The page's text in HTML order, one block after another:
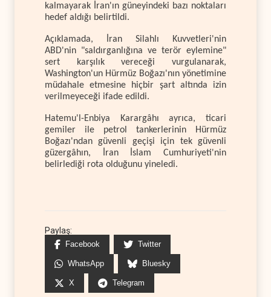
kalmayarak İran'ın güneyindeki bazı noktaları
hedef aldığı belirtildi.
Açıklamada, İran Silahlı Kuvvetleri'nin
ABD'nin "saldırganlığına ve terör eylemine"
sert karşılık vereceği vurgulanarak,
Washington'un Hürmüz Boğazı'nın yönetimine
müdahale etmesine hiçbir şart altında izin
verilmeyeceği ifade edildi.
Hatemu'l-Enbiya Karargâhı ayrıca, ticari
gemiler ile petrol tankerlerinin Hürmüz
Boğazı'ndan güvenli geçişi için tek güvenli
güzergâhın, İran İslam Cumhuriyeti'nin
belirlediği rota olduğunu yineledi.
Paylaş:
Facebook Twitter
WhatsApp Bluesky
X Telegram